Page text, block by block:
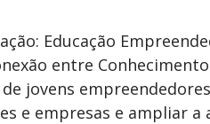
Educação
entre
jovens
e empresas e ampliar a